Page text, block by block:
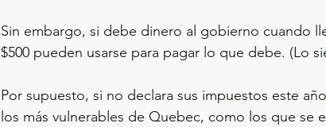
Sin embargo, si debe dinero al gobierno cuando
$500 pueden usarse para pagar lo que debe. (Lo
Por supuesto, si no declara sus impuestos este
los más vulnerables de Quebec, como los que